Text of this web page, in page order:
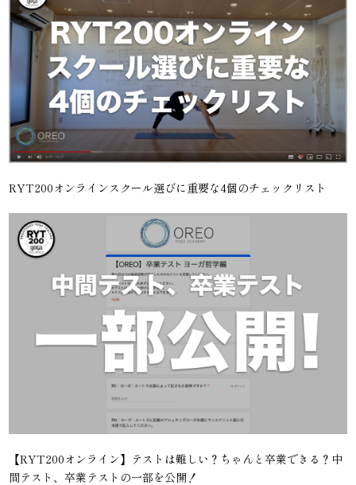
RYT200オンラインスクール選びに重要な4個のチェックリスト
【RYT200オンライン】テストは難しい？ちゃんと卒業できる？中
間テスト、卒業テストの一部を公開！